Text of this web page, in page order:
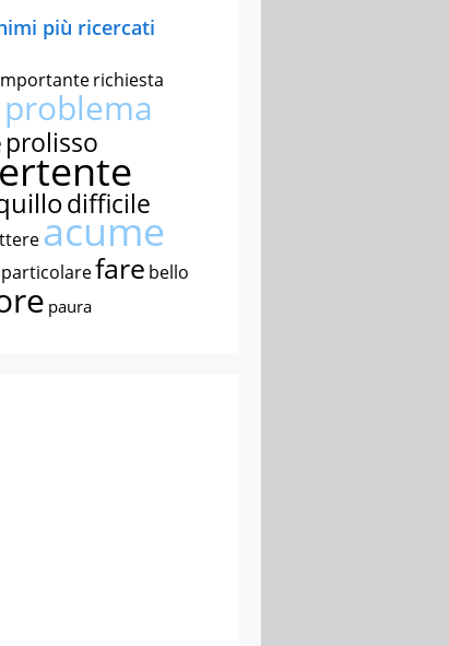
più ricercati
richiesta
problema
prolisso
difficile
acume
particolarefare bello
paura